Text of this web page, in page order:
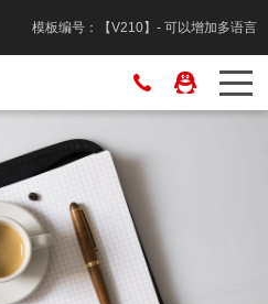
模板编号：【V210】- 可以增加多语言